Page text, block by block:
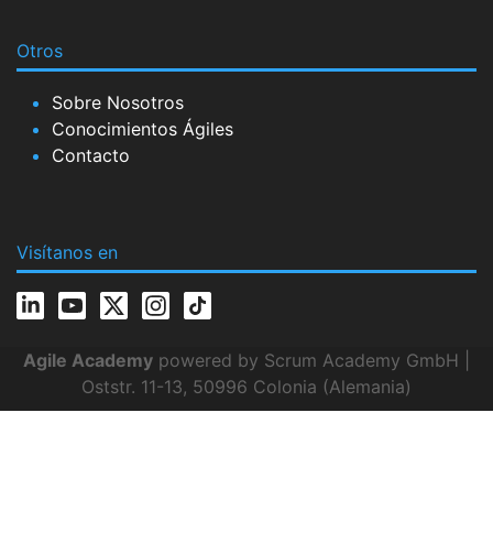
Otros
Sobre Nosotros
Conocimientos Ágiles
Contacto
Visítanos en
Agile Academy powered by Scrum Academy GmbH |
Oststr. 11-13, 50996 Colonia (Alemania)